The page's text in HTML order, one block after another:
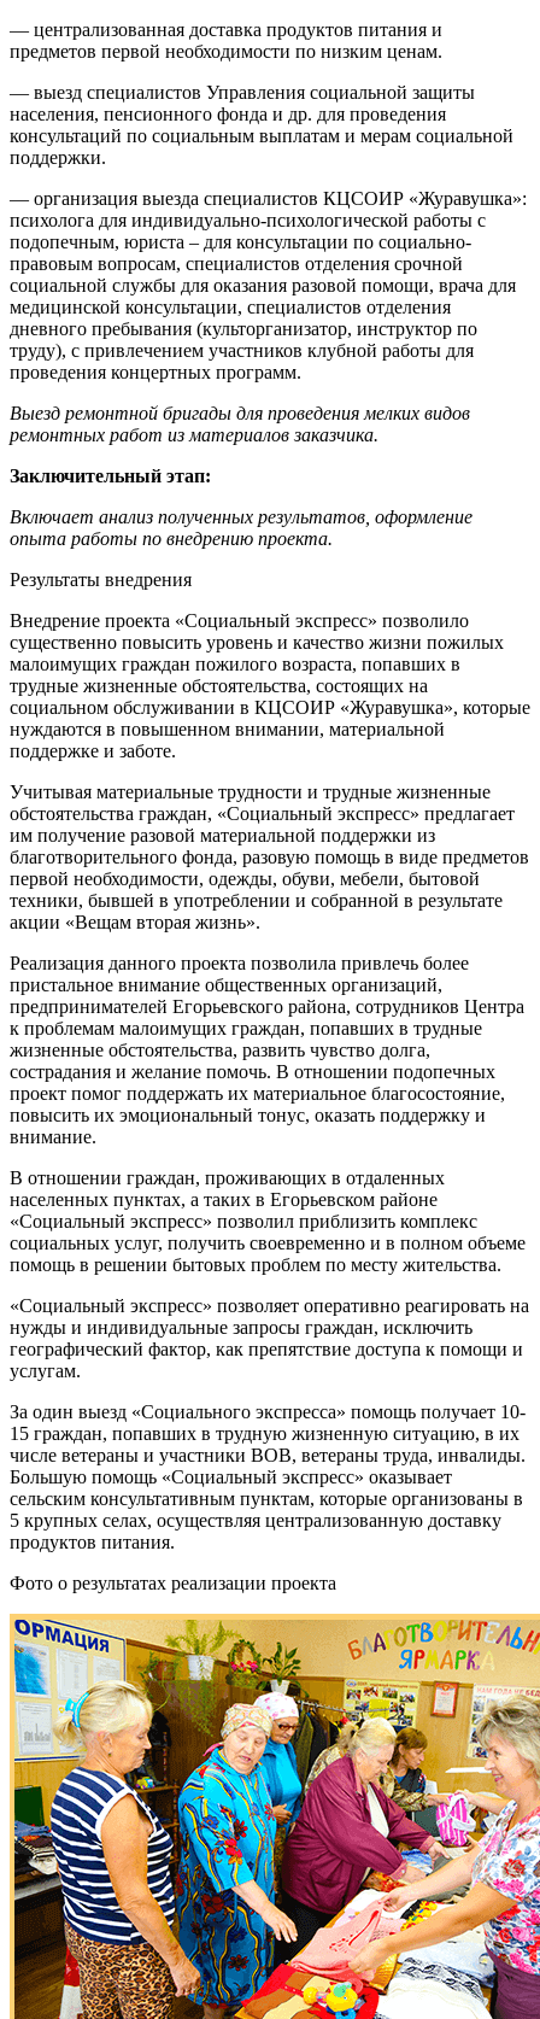
— централизованная доставка продуктов питания и
предметов первой необходимости по низким ценам.
— выезд специалистов Управления социальной защиты
населения, пенсионного фонда и др. для проведения
консультаций по социальным выплатам и мерам социальной
поддержки.
— организация выезда специалистов КЦСОИР «Журавушка»:
психолога для индивидуально-психологической работы с
подопечным, юриста – для консультации по социально-
правовым вопросам, специалистов отделения срочной
социальной службы для оказания разовой помощи, врача для
медицинской консультации, специалистов отделения
дневного пребывания (культорганизатор, инструктор по
труду), с привлечением участников клубной работы для
проведения концертных программ.
Выезд ремонтной бригады для проведения мелких видов
ремонтных работ из материалов заказчика.
Заключительный этап:
Включает анализ полученных результатов, оформление
опыта работы по внедрению проекта.
Результаты внедрения
Внедрение проекта «Социальный экспресс» позволило
существенно повысить уровень и качество жизни пожилых
малоимущих граждан пожилого возраста, попавших в
трудные жизненные обстоятельства, состоящих на
социальном обслуживании в КЦСОИР «Журавушка», которые
нуждаются в повышенном внимании, материальной
поддержке и заботе.
Учитывая материальные трудности и трудные жизненные
обстоятельства граждан, «Социальный экспресс» предлагает
им получение разовой материальной поддержки из
благотворительного фонда, разовую помощь в виде предметов
первой необходимости, одежды, обуви, мебели, бытовой
техники, бывшей в употреблении и собранной в результате
акции «Вещам вторая жизнь».
Реализация данного проекта позволила привлечь более
пристальное внимание общественных организаций,
предпринимателей Егорьевского района, сотрудников Центра
к проблемам малоимущих граждан, попавших в трудные
жизненные обстоятельства, развить чувство долга,
сострадания и желание помочь. В отношении подопечных
проект помог поддержать их материальное благосостояние,
повысить их эмоциональный тонус, оказать поддержку и
внимание.
В отношении граждан, проживающих в отдаленных
населенных пунктах, а таких в Егорьевском районе
«Социальный экспресс» позволил приблизить комплекс
социальных услуг, получить своевременно и в полном объеме
помощь в решении бытовых проблем по месту жительства.
«Социальный экспресс» позволяет оперативно реагировать на
нужды и индивидуальные запросы граждан, исключить
географический фактор, как препятствие доступа к помощи и
услугам.
За один выезд «Социального экспресса» помощь получает 10-
15 граждан, попавших в трудную жизненную ситуацию, в их
числе ветераны и участники ВОВ, ветераны труда, инвалиды.
Большую помощь «Социальный экспресс» оказывает
сельским консультативным пунктам, которые организованы в
5 крупных селах, осуществляя централизованную доставку
продуктов питания.
Фото о результатах реализации проекта